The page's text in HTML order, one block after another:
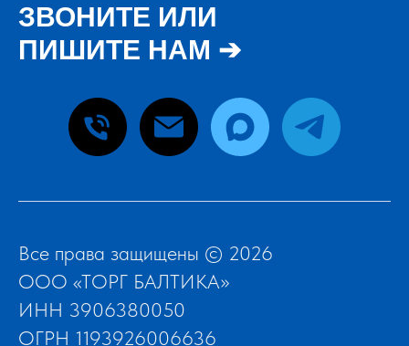
ЗВОНИТЕ ИЛИ
ПИШИТЕ НАМ ➔
Все права защищены © 2026
ООО «ТОРГ БАЛТИКА»
ИНН 3906380050
ОГРН 1193926006636